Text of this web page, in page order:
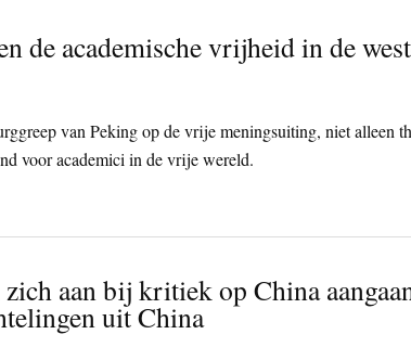
de academische vrijheid in de
van Peking op de vrije meningsuiting, niet alleen
voor academici in de vrije wereld.
aan bij kritiek op China
uit China